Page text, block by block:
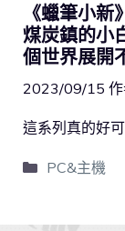
《蠟筆小
煤炭鎮的小
個世界展開
2023/09/15
這系列真的好
PC&主機